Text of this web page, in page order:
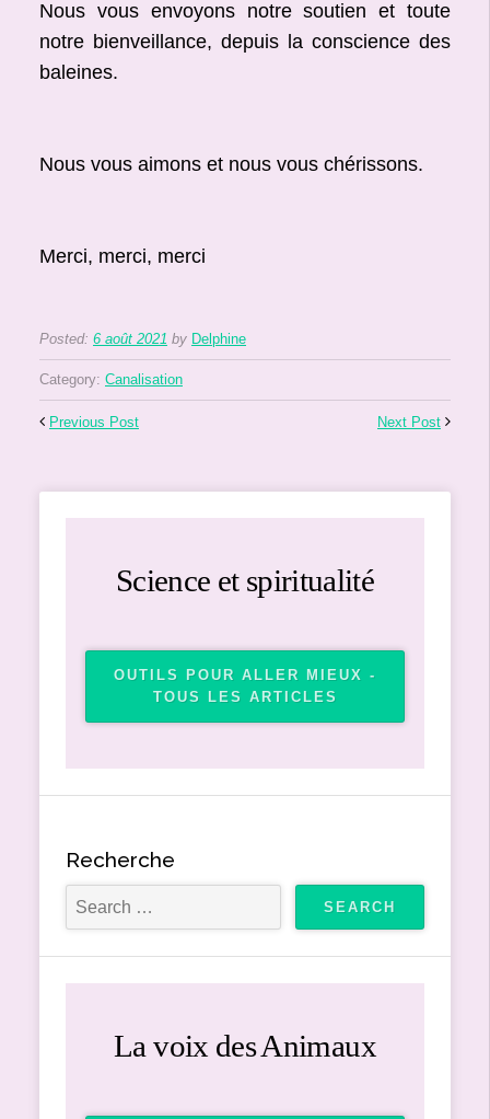
Nous vous envoyons notre soutien et toute
notre bienveillance, depuis la conscience des
baleines.
Nous vous aimons et nous vous chérissons.
Merci, merci, merci
Posted: 6 août 2021 by Delphine
Category: Canalisation
Previous Post Next Post
Science et spiritualité
OUTILS POUR ALLER MIEUX -
TOUS LES ARTICLES
Recherche
La voix des Animaux